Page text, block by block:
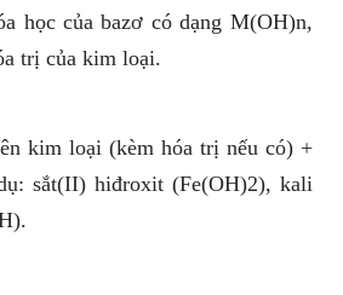
học của bazơ có dạng M(OH)n,
trị của kim loại.
kim loại (kèm hóa trị nếu có) +
sắt(II) hiđroxit (Fe(OH)2), kali